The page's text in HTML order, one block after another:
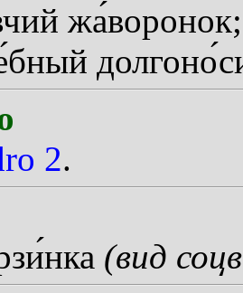
жаворонок;
бный долгоно
2.
инка (вид